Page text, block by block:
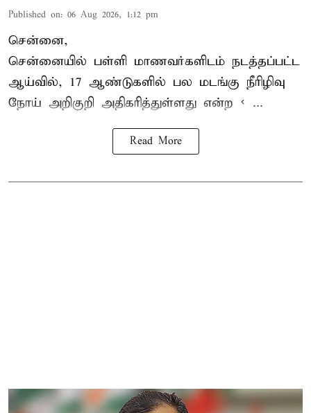
Published on: 06 Aug 2026, 1:12 pm
சென்னை,
சென்னையில் பள்ளி மாணவர்களிடம் நடத்தப்பட்ட
ஆய்வில், 17 ஆண்டுகளில் பல மடங்கு நீரிழிவு
நோய் அறிகுறி அதிகரித்துள்ளது என்ற < ...
Read More